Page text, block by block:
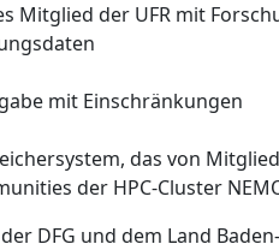
Mitglied der UFR mit
mit Einschränkungen
das von
der HPC‑Cluster
DFG und dem Land